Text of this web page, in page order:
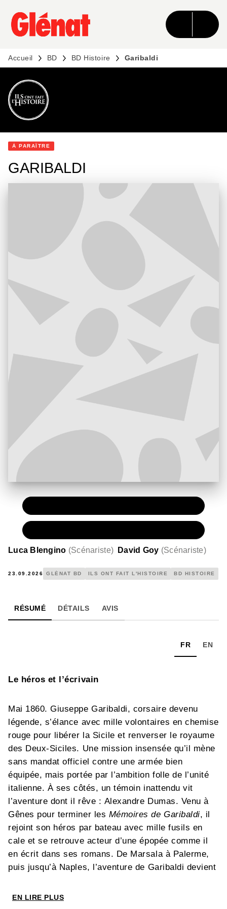
MENU RECHERCHE CONTENU
PIED DE PAGE
Accueil BD BD Histoire Garibaldi
À PARAÎTRE
GARIBALDI
Luca Blengino (Scénariste) David Goy (Scénariste)
23.09.2026 GLÉNAT BD ILS ONT FAIT L'HISTOIRE BD HISTOIRE
RÉSUMÉ DÉTAILS AVIS
FR EN
Le héros et l’écrivain
Mai 1860. Giuseppe Garibaldi, corsaire devenu
légende, s’élance avec mille volontaires en chemise
rouge pour libérer la Sicile et renverser le royaume
des Deux-Siciles. Une mission insensée qu’il mène
sans mandat officiel contre une armée bien
équipée, mais portée par l’ambition folle de l’unité
italienne. À ses côtés, un témoin inattendu vit
l’aventure dont il rêve : Alexandre Dumas. Venu à
Gênes pour terminer les Mémoires de Garibaldi, il
rejoint son héros par bateau avec mille fusils en
cale et se retrouve acteur d’une épopée comme il
en écrit dans ses romans. De Marsala à Palerme,
puis jusqu’à Naples, l’aventure de Garibaldi devient
diplomatiques, trahisons et coups de théâtre sur
EN LIRE PLUS